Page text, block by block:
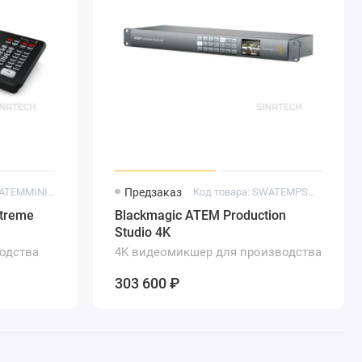
Код товара: SWATEMMINICEXTISO Предзаказ Код товара: SWATEMPSW04K
Blackmagic ATEM Production
Studio 4K
4K видеомикшер для производства
303 600 ₽